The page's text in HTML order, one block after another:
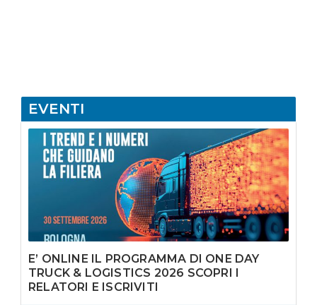
EVENTI
E’ ONLINE IL PROGRAMMA DI ONE DAY
TRUCK & LOGISTICS 2026 SCOPRI I
RELATORI E ISCRIVITI